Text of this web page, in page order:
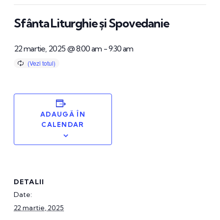
Sfânta Liturghie și Spovedanie
22 martie, 2025 @ 8:00 am -9:30 am
ADAUGĂ ÎN
CALENDAR
DETALII
Date:
22 martie, 2025